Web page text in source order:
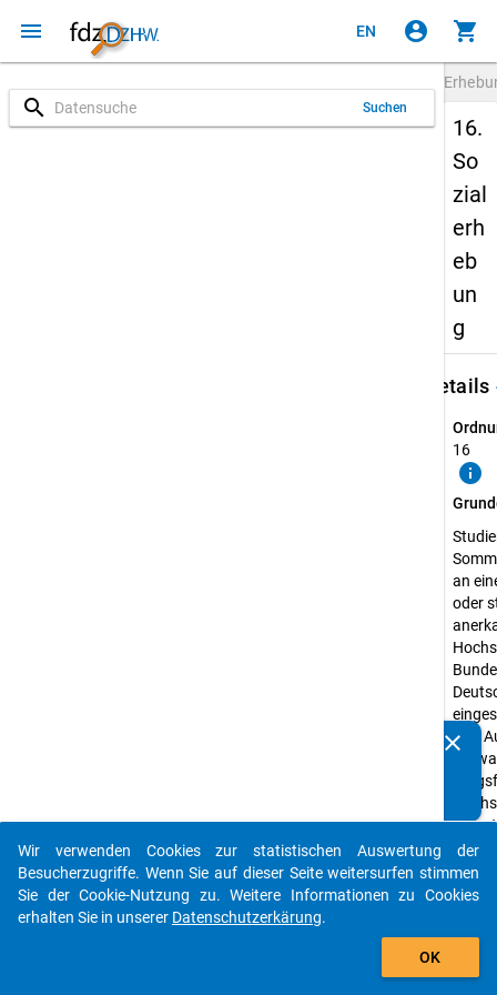
menu EN account_circle shopping_cart
search Suchen
16.
So
zial
erh
eb
un
g
Details
16
info
an
oder
(mit
clear
auto_stories
add_shopping_cart
Wir verwenden Cookies zur statistischen Auswertung der
Besucherzugriffe. Wenn Sie auf dieser Seite weitersurfen stimmen
Sie der Cookie-Nutzung zu. Weitere Informationen zu Cookies
erhalten Sie in unserer Datenschutzerkärung.
OK